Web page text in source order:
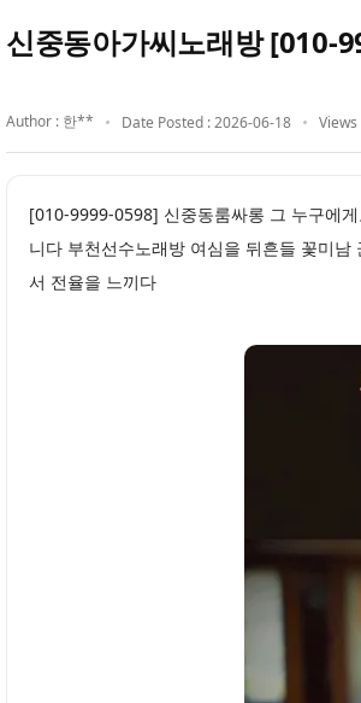
신중동아가씨노래방 [010-
Author : 한** Date Posted : 2026-06-18 Views
[010-9999-0598] 신중동룸싸롱 그 누구에
니다 부천선수노래방 여심을 뒤흔들 꽃미
서 전율을 느끼다